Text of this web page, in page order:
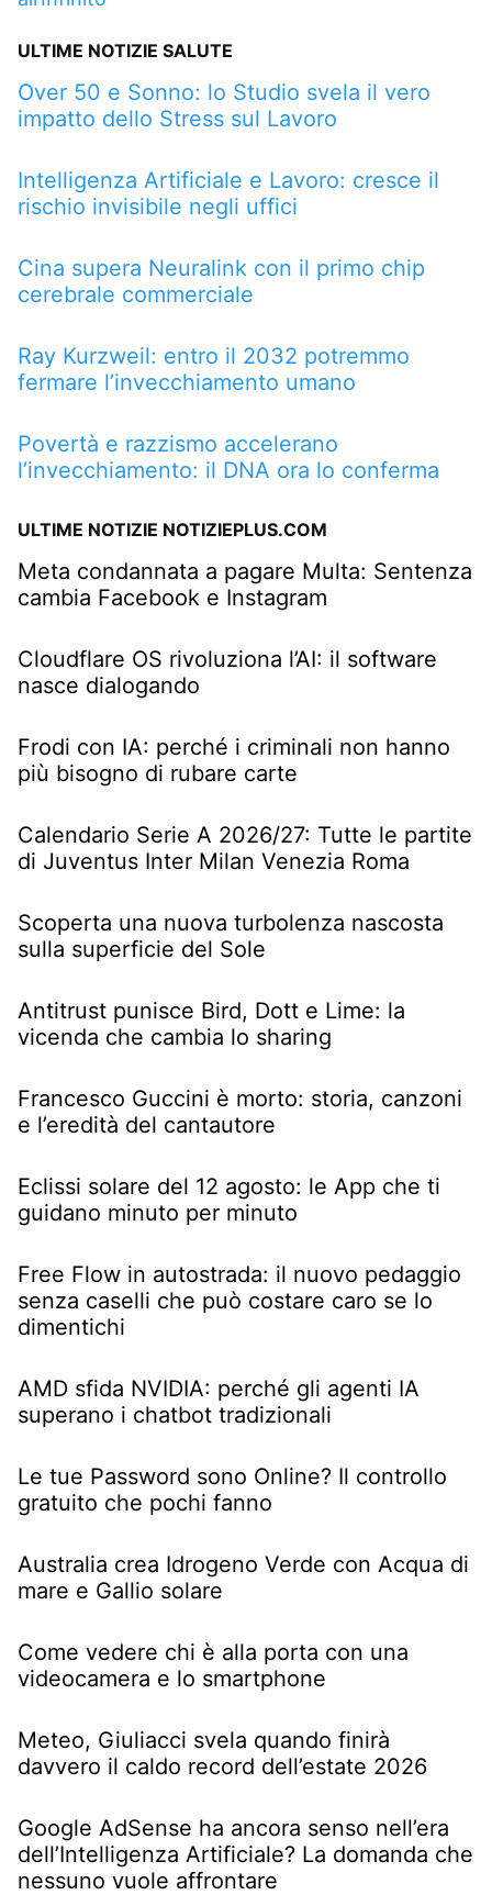
ULTIME NOTIZIE SALUTE
Over 50 e Sonno: lo Studio svela il vero
impatto dello Stress sul Lavoro
Intelligenza Artificiale e Lavoro: cresce il
rischio invisibile negli uffici
Cina supera Neuralink con il primo chip
cerebrale commerciale
Ray Kurzweil: entro il 2032 potremmo
fermare l’invecchiamento umano
Povertà e razzismo accelerano
l’invecchiamento: il DNA ora lo conferma
ULTIME NOTIZIE NOTIZIEPLUS.COM
Meta condannata a pagare Multa: Sentenza
cambia Facebook e Instagram
Cloudflare OS rivoluziona l’AI: il software
nasce dialogando
Frodi con IA: perché i criminali non hanno
più bisogno di rubare carte
Calendario Serie A 2026/27: Tutte le partite
di Juventus Inter Milan Venezia Roma
Scoperta una nuova turbolenza nascosta
sulla superficie del Sole
Antitrust punisce Bird, Dott e Lime: la
vicenda che cambia lo sharing
Francesco Guccini è morto: storia, canzoni
e l’eredità del cantautore
Eclissi solare del 12 agosto: le App che ti
guidano minuto per minuto
Free Flow in autostrada: il nuovo pedaggio
senza caselli che può costare caro se lo
dimentichi
AMD sfida NVIDIA: perché gli agenti IA
superano i chatbot tradizionali
Le tue Password sono Online? Il controllo
gratuito che pochi fanno
Australia crea Idrogeno Verde con Acqua di
mare e Gallio solare
Come vedere chi è alla porta con una
videocamera e lo smartphone
Meteo, Giuliacci svela quando finirà
davvero il caldo record dell’estate 2026
Google AdSense ha ancora senso nell’era
dell’Intelligenza Artificiale? La domanda che
nessuno vuole affrontare